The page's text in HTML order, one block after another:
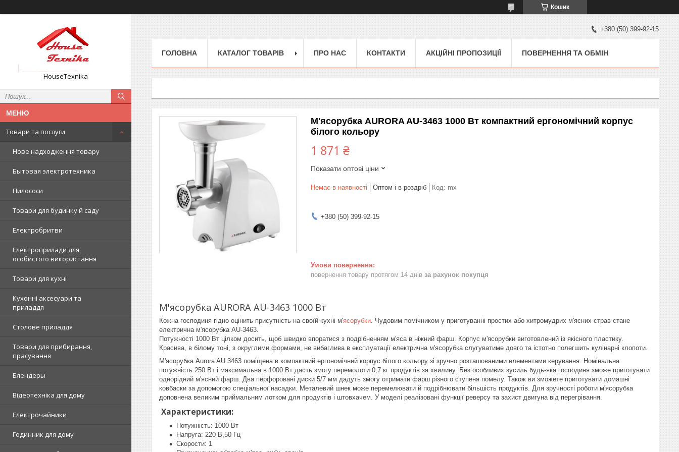
Кошик
HouseTexnika
Товари та послуги
Нове надходження товару
Бытовая электротехника
Пилососи
Товари для будинку й саду
Електробритви
Електроприлади для
особистого використання
Товари для кухні
Кухонні аксесуари та
приладдя
Столове приладдя
Товари для прибирання,
прасування
Блендеры
Відеотехніка для дому
Електрочайники
Годинник для дому
+380 (50) 399-92-15
ГОЛОВНА КАТАЛОГ ТОВАРІВ ПРО НАС КОНТАКТИ АКЦІЙНІ ПРОПОЗИЦІЇ ПОВЕРНЕННЯ ТА ОБМІН
М'ясорубка AURORA AU-3463 1000 Вт компактний ергономічний корпус
білого кольору
1 871 ₴
Показати оптові ціни
Немає в наявності Оптом і в роздріб Код: mx
+380 (50) 399-92-15
повернення товару протягом 14 днів за рахунок покупця
М'ясорубка AURORA AU-3463 1000 Вт
Кожна господиня гідно оцінить присутність на своїй кухні м'ясорубки . Чудовим помічником у приготуванні простих або хитромудрих м'ясних страв стане
електрична м'ясорубка AU-3463.
Потужності 1000 Вт цілком досить, щоб швидко впоратися з подрібненням м'яса в ніжний фарш. Корпус м'ясорубки виготовлений із якісного пластику.
Красива, в білому тоні, з округлими формами, не вибаглива в експлуатації електрична м'ясорубка слугуватиме довго та істотно полегшить кулінарні клопоти.
М'ясорубка Aurora AU 3463 поміщена в компактний ергономічний корпус білого кольору зі зручно розташованими елементами керування. Номінальна
потужність 250 Вт і максимальна в 1000 Вт дасть змогу перемолоти 0,7 кг продуктів за хвилину. Без особливих зусиль будь-яка господиня зможе приготувати
однорідний м'ясний фарш. Два перфоровані диски 5/7 мм дадуть змогу отримати фарш різного ступеня помелу. Також ви зможете приготувати домашні
ковбаски за допомогою спеціальної насадки. Металевий шнек може перемелювати й подрібнювати більшість продуктів. Для зручності роботи м'ясорубка
доповнена великим приймальним лотком для продуктів і штовхачем. У моделі реалізовані функції реверсу та захист двигуна від перегрівання.
Характеристики:
Потужність: 1000 Вт
Напруга: 220 В,50 Гц
Скорости: 1